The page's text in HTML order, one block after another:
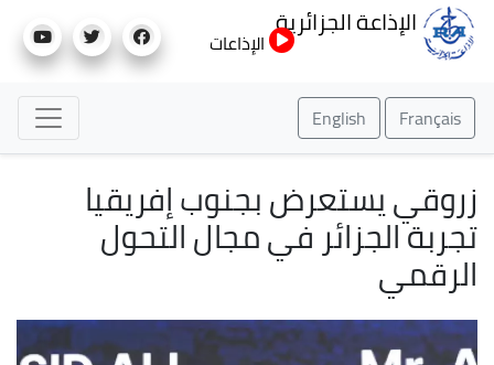
إلى
الإذاعة الجزائرية
الإذاعات
Français
English
زروقي يستعرض بجنوب إفريقيا
تجربة الجزائر في مجال التحول
الرقمي